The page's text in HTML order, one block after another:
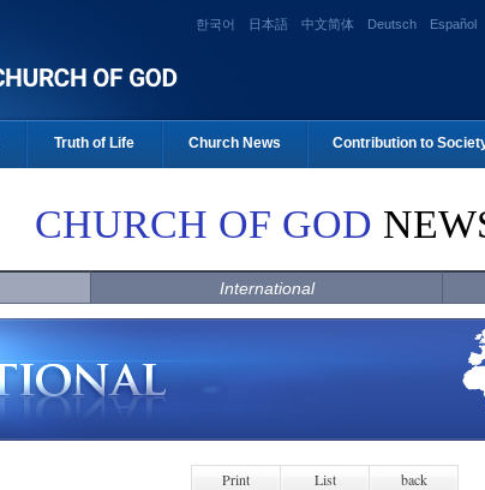
한국어 日本語 中文简体 Deutsch Español
Truth of Life Church News Contribution to
CHURCH OF GOD
International
Print List back